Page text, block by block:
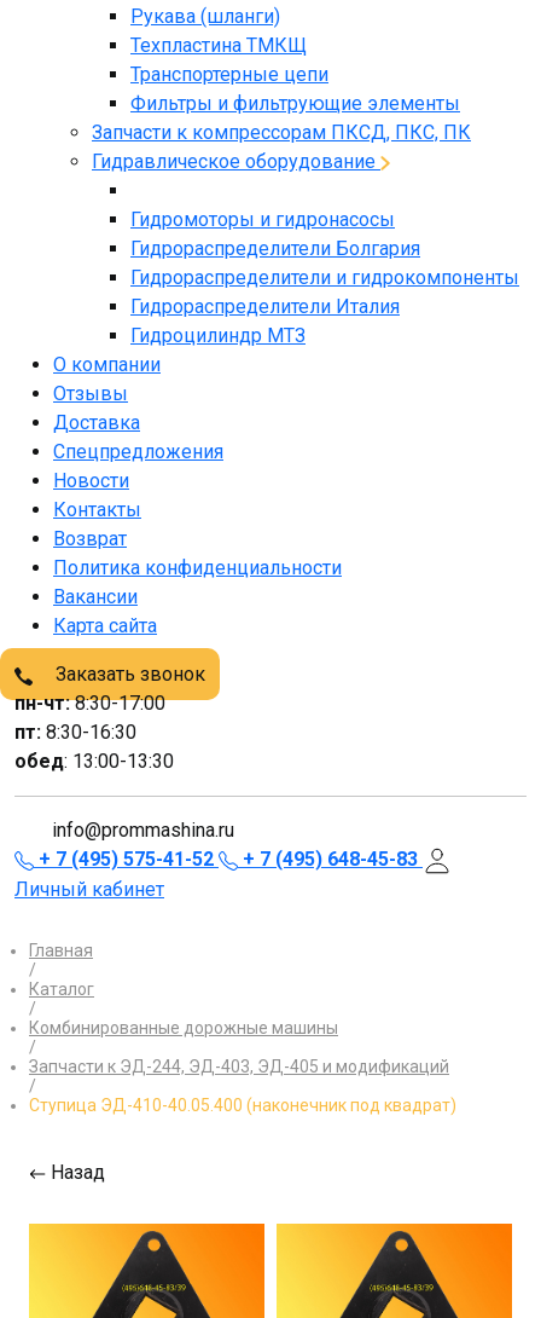
Рукава (шланги)
Техпластина ТМКЩ
Транспортерные цепи
Фильтры и фильтрующие элементы
Запчасти к компрессорам ПКСД, ПКС, ПК
Гидравлическое оборудование
Гидромоторы и гидронасосы
Гидрораспределители Болгария
Гидрораспределители и гидрокомпоненты
Гидрораспределители Италия
Гидроцилиндр МТЗ
О компании
Отзывы
Доставка
Спецпредложения
Новости
Контакты
Возврат
Политика конфиденциальности
Вакансии
Карта сайта
Заказать звонок
пн-чт:8:30-17:00
пт: 8:30-16:30
обед: 13:00-13:30
info@prommashina.ru
+ 7 (495) 575-41-52
+ 7 (495) 648-45-83
Личный кабинет
Главная
/
Каталог
/
Комбинированные дорожные машины
/
Запчасти к ЭД-244, ЭД-403, ЭД-405 и модификаций
/
Ступица ЭД-410-40.05.400 (наконечник под квадрат)
Назад